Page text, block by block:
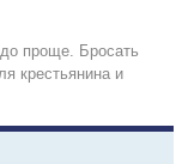
проще. Бросать
крестьянина и